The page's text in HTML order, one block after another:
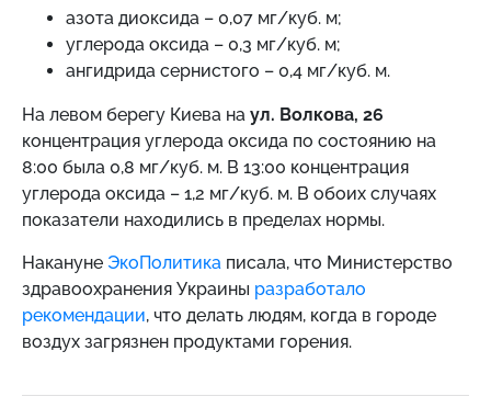
азота диоксида – 0,07 мг/куб. м;
углерода оксида – 0,3 мг/куб. м;
ангидрида сернистого – 0,4 мг/куб. м.
На левом берегу Киева на ул. Волкова, 26
концентрация углерода оксида по состоянию на
8:00 была 0,8 мг/куб. м. В 13:00 концентрация
углерода оксида – 1,2 мг/куб. м. В обоих случаях
показатели находились в пределах нормы.
Накануне ЭкоПолитика писала, что Министерство
здравоохранения Украины разработало
рекомендации, что делать людям, когда в городе
воздух загрязнен продуктами горения.